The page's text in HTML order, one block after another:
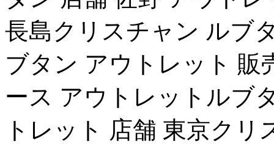
長島クリスチャン ルブ
ブタン アウトレット 販
ース アウトレットルブ
トレット 店舗 東京ク